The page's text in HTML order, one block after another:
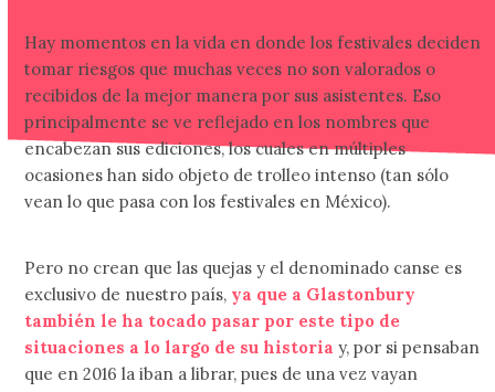
Hay momentos en la vida en donde los festivales deciden
tomar riesgos que muchas veces no son valorados o
recibidos de la mejor manera por sus asistentes. Eso
principalmente se ve reflejado en los nombres que
encabezan sus ediciones, los cuales en múltiples
ocasiones han sido objeto de trolleo intenso (tan sólo
vean lo que pasa con los festivales en México).
Pero no crean que las quejas y el denominado canse es
exclusivo de nuestro país, ya que a Glastonbury
también le ha tocado pasar por este tipo de
situaciones a lo largo de su historia y, por si pensaban
que en 2016 la iban a librar, pues de una vez vayan